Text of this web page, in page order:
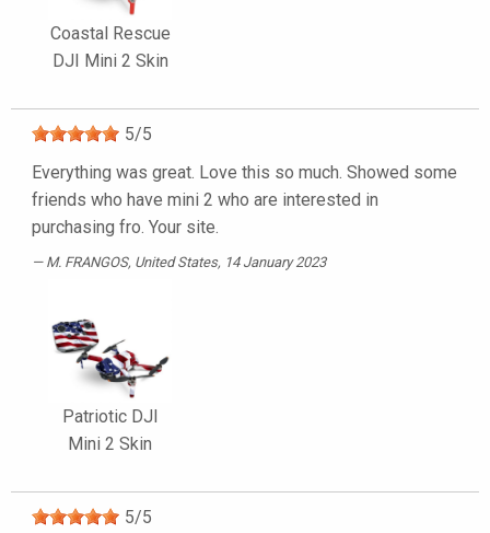
Coastal Rescue
DJI Mini 2 Skin
5/5
Everything was great. Love this so much. Showed some
friends who have mini 2 who are interested in
purchasing fro. Your site.
M. FRANGOS, United States, 14 January 2023
Patriotic DJI
Mini 2 Skin
5/5